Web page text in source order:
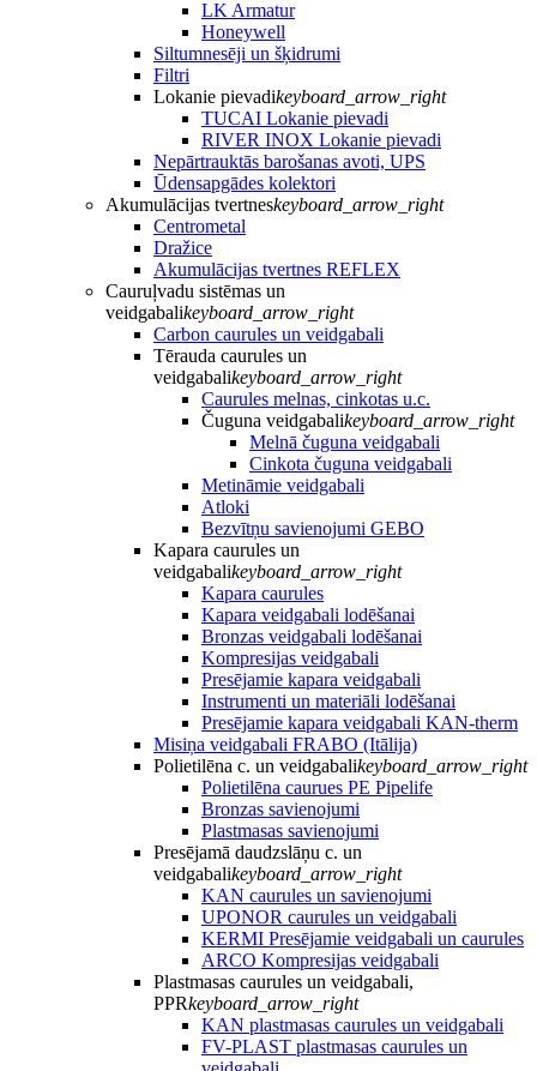
LK Armatur
Honeywell
Siltumnesēji un šķidrumi
Filtri
Lokanie pievadikeyboard_arrow_right
TUCAI Lokanie pievadi
RIVER INOX Lokanie pievadi
Nepārtrauktās barošanas avoti, UPS
Ūdensapgādes kolektori
Akumulācijas tvertneskeyboard_arrow_right
Centrometal
Dražice
Akumulācijas tvertnes REFLEX
Cauruļvadu sistēmas un
veidgabalikeyboard_arrow_right
Carbon caurules un veidgabali
Tērauda caurules un
veidgabalikeyboard_arrow_right
Caurules melnas, cinkotas u.c.
Čuguna veidgabalikeyboard_arrow_right
Melnā čuguna veidgabali
Cinkota čuguna veidgabali
Metināmie veidgabali
Atloki
Bezvītņu savienojumi GEBO
Kapara caurules un
veidgabalikeyboard_arrow_right
Kapara caurules
Kapara veidgabali lodēšanai
Bronzas veidgabali lodēšanai
Kompresijas veidgabali
Presējamie kapara veidgabali
Instrumenti un materiāli lodēšanai
Presējamie kapara veidgabali KAN-therm
Misiņa veidgabali FRABO (Itālija)
Polietilēna c. un veidgabalikeyboard_arrow_right
Polietilēna caurues PE Pipelife
Bronzas savienojumi
Plastmasas savienojumi
Presējamā daudzslāņu c. un
veidgabalikeyboard_arrow_right
KAN caurules un savienojumi
UPONOR caurules un veidgabali
KERMI Presējamie veidgabali un caurules
ARCO Kompresijas veidgabali
Plastmasas caurules un veidgabali,
PPRkeyboard_arrow_right
KAN plastmasas caurules un veidgabali
FV-PLAST plastmasas caurules un